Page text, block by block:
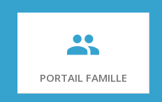
PORTAIL FAMILLE